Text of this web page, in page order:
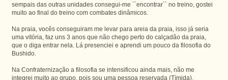
sempais das outras unidades consegui-me ´´encontrar`` no treino, gostei
muito ao final do treino com combates dinâmicos.
Na praia, vocês conseguiram me levar para areia da praia, isso já seria
uma vitória, faz uns 3 anos que não chego perto do calçadão da praia,
que o diga entrar nela. Lá presenciei e aprendi um pouco da filosofia do
Bushido.
Na Confraternização a filosofia se intensificou ainda mais, não me
integrei muito ao grupo, pois sou uma pessoa reservada (Tímida),